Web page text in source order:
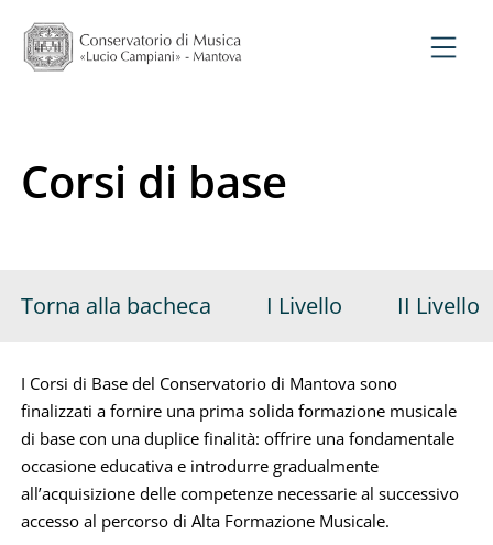
Corsi di base
Torna alla bacheca I Livello II Livello
I Corsi di Base del Conservatorio di Mantova sono
finalizzati a fornire una prima solida formazione musicale
di base con una duplice finalità: offrire una fondamentale
occasione educativa e introdurre gradualmente
all’acquisizione delle competenze necessarie al successivo
accesso al percorso di Alta Formazione Musicale.